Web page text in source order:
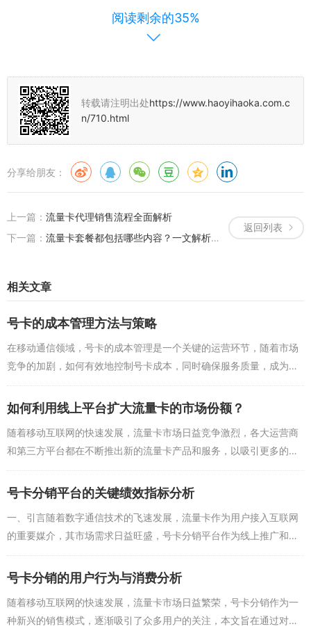
为了吸引更多用户，联通会不定期进行流量卡的推广活动，这些活动
包括赠送流量、降低资费等，用户可以通过联通的官方渠道了解这些
3、流量卡平台和号卡代理
用户可以通过联通的官方渠道、线上商城、号卡分销平台等渠道办理
流量卡和号卡，号卡代理是联通的重要合作伙伴，他们帮助联通推广
号卡业务，为用户提供更多的办理渠道和服务。
技术差异对号卡服务的影响
随着联通网络技术的升级，号卡服务也在不断改进，5G网络的高速传
输和低延迟为号卡服务带来了新的应用场景，如云计算、物联网等，
联通的3G、4G和5G网络在技术上有显著的差异，5G网络的高速传
了丰富的号卡服务，用户可以根据自己的需求选择合适的流量卡和号
卡，随着网络技术的不断发展，我们期待联通能为我们带来更多的惊
喜和服务。
希望本文能帮助您更好地理解这些网络技术差异和号卡服务，如果您
还有其他问题，欢迎继续提问。
阅读剩余的35%
转载请注明出处https://www.haoyihaoka.com.c
n/710.html
分享给朋友：
返回列表
上一篇： 流量卡代理销售流程全面解析
下一篇： 流量卡套餐都包括哪些内容？一文解析流量卡的多重优势
相关文章
号卡的成本管理方法与策略
在移动通信领域，号卡的成本管理是一个关键的运营环节，随着市场
竞争的加剧，如何有效地控制号卡成本，同时确保服务质量，成为各
大运营商和代理商关注的核心问题，本文将探讨号卡成本管理的方法
与策略，帮助从业者提...
如何利用线上平台扩大流量卡的市场份额？
随着移动互联网的快速发展，流量卡市场日益竞争激烈，各大运营商
和第三方平台都在不断推出新的流量卡产品和服务，以吸引更多的用
户，在这个数字化时代，线上平台的利用成为了扩大流量卡市场份额
的关键策略，以下将从...
号卡分销平台的关键绩效指标分析
一、引言随着数字通信技术的飞速发展，流量卡作为用户接入互联网
的重要媒介，其市场需求日益旺盛，号卡分销平台作为线上推广和销
售渠道之一，扮演着至关重要的角色，本文将围绕号卡分销平台的关
键绩效指标进行分析，...
号卡分销的用户行为与消费分析
随着移动互联网的快速发展，流量卡市场日益繁荣，号卡分销作为一
种新兴的销售模式，逐渐吸引了众多用户的关注，本文旨在通过对号